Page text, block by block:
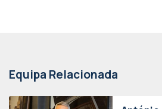
Equipa Relacionada